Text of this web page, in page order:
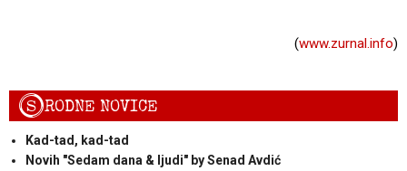
(www.zurnal.info)
SRODNE NOVICE
Kad-tad, kad-tad
Novih "Sedam dana & ljudi" by Senad Avdić